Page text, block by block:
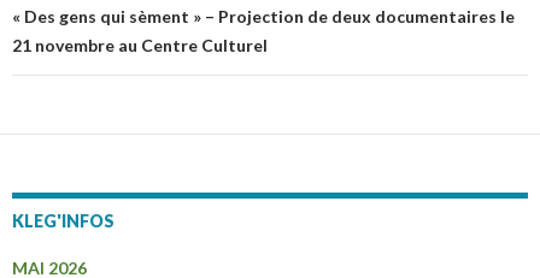
articles
« Des gens qui sèment » – Projection de deux documentaires le
21 novembre au Centre Culturel
KLEG'INFOS
MAI 2026